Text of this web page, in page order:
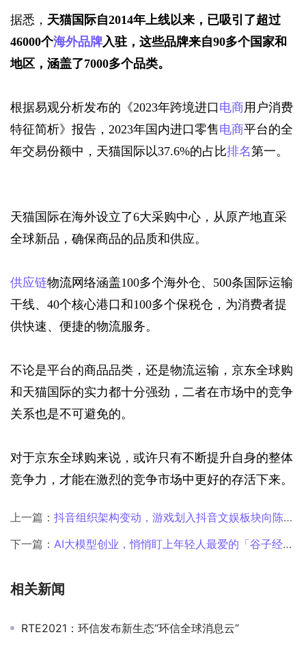
据悉， 天猫国际自2014年上线以来，已吸引了超过
46000个海外品牌入驻，这些品牌来自90多个国家和
地区，涵盖了7000多个品类。
根据易观分析发布的《2023年跨境进口 电商用户消费
特征简析》报告，2023年国内进口零售电商平台的全
年交易份额中，天猫国际以37.6%的占比排名第一。
天猫国际在海外设立了6大采购中心，从原产地直采
全球新品，确保商品的品质和供应。
供应链物流网络涵盖100多个海外仓、500条国际运输
干线、40个核心港口和100多个保税仓，为消费者提
供快速、便捷的物流服务。
不论是平台的商品品类，还是物流运输，京东全球购
和天猫国际的实力都十分强劲，二者在市场中的竞争
关系也是不可避免的。
对于京东全球购来说，或许只有不断提升自身的整体
竞争力，才能在激烈的竞争市场中更好的存活下来。
上一篇： 抖音组织架构变动，游戏划入抖音文娱板块向陈都烨汇报
下一篇： AI大模型创业，悄悄盯上年轻人最爱的「谷子经济」
相关新闻
RTE2021：环信发布新生态“环信全球消息云”